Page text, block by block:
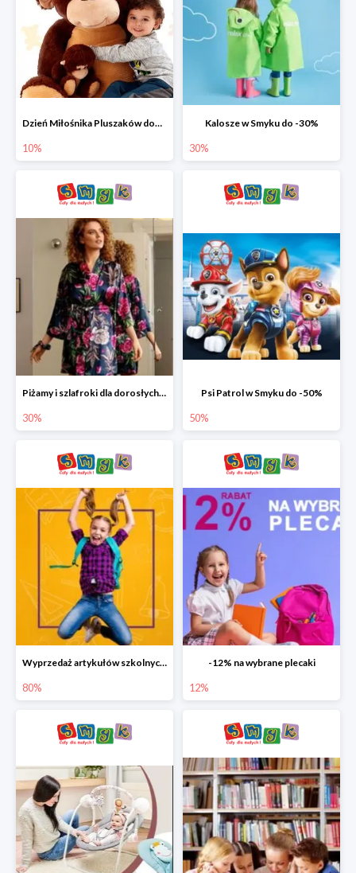
Dzień Miłośnika Pluszaków dodatkowy rabat -10%
10%
Kalosze w Smyku do -30%
30%
Piżamy i szlafroki dla dorosłych w Smyku do -30%
30%
Psi Patrol w Smyku do -50%
50%
Wyprzedaż artykułów szkolnych w Smyku do -80%
80%
-12% na wybrane plecaki
12%